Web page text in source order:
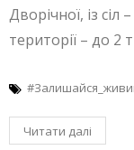
Дворічної, із
території – до 2
Читати далі